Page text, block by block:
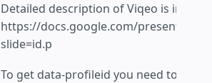
Detailed description of Viqeo is in
https://docs.google.com/presentation/
slide=id.p
To get data-profileid you need to